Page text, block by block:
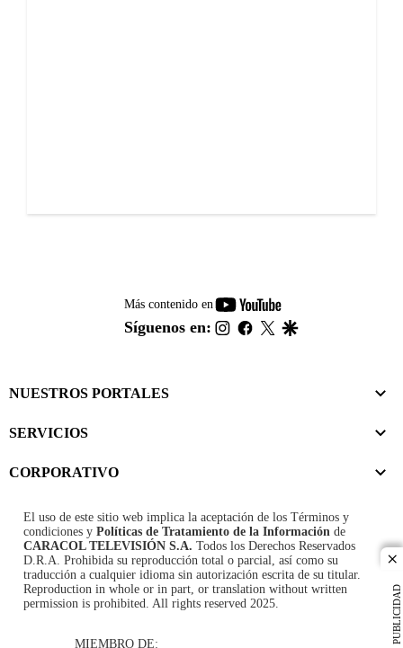
PUBLICIDAD
Más contenido en
youtube-
footer
Síguenos en: instagram
facebook
twitter
NUESTROS PORTALES
SERVICIOS
CORPORATIVO
El uso de este sitio web implica la aceptación de los Términos y
condiciones y Políticas de Tratamiento de la Información de
CARACOL TELEVISIÓN S.A. Todos los Derechos Reservados
D.R.A. Prohibida su reproducción total o parcial, así como su
traducción a cualquier idioma sin autorización escrita de su titular.
Reproduction in whole or in part, or translation without written
permission is prohibited. All rights reserved 2025.
MIEMBRO DE: